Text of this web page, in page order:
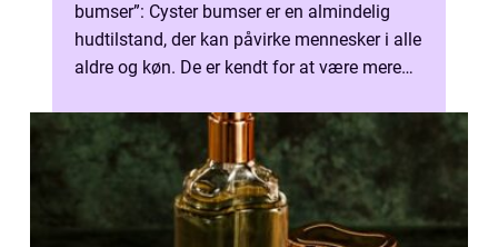
bumser”: Cyster bumser er en almindelig
hudtilstand, der kan påvirke mennesker i alle
aldre og køn. De er kendt for at være mere